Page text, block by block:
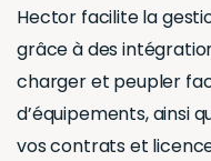
Hector facilite la
grâce à des
charger et peupler
d’équipements, ainsi
vos contrats et